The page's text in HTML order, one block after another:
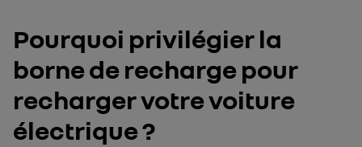
Pourquoi privilégier la
borne de recharge pour
recharger votre voiture
électrique ?